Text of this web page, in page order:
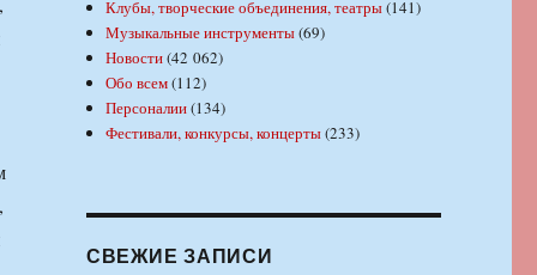
Клубы, творческие объединения, театры(141)
Музыкальные инструменты(69)
Новости(42 062)
Обо всем(112)
Персоналии(134)
Фестивали, конкурсы, концерты(233)
СВЕЖИЕ ЗАПИСИ